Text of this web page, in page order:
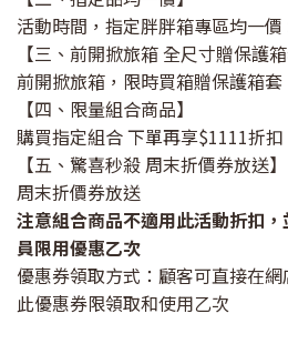
活動時間，指定胖胖箱專區均一價
【三、前開掀旅箱 全尺寸贈保護箱
前開掀旅箱，限時買箱贈保護箱套
【四、限量組合商品】
購買指定組合 下單再享$1111折扣
【五、驚喜秒殺 周末折價券放送】
周末折價券放送
注意組合商品不適用此活動折扣
員限用優惠乙次
優惠券領取方式：顧客可直接在網
此優惠券限領取和使用乙次